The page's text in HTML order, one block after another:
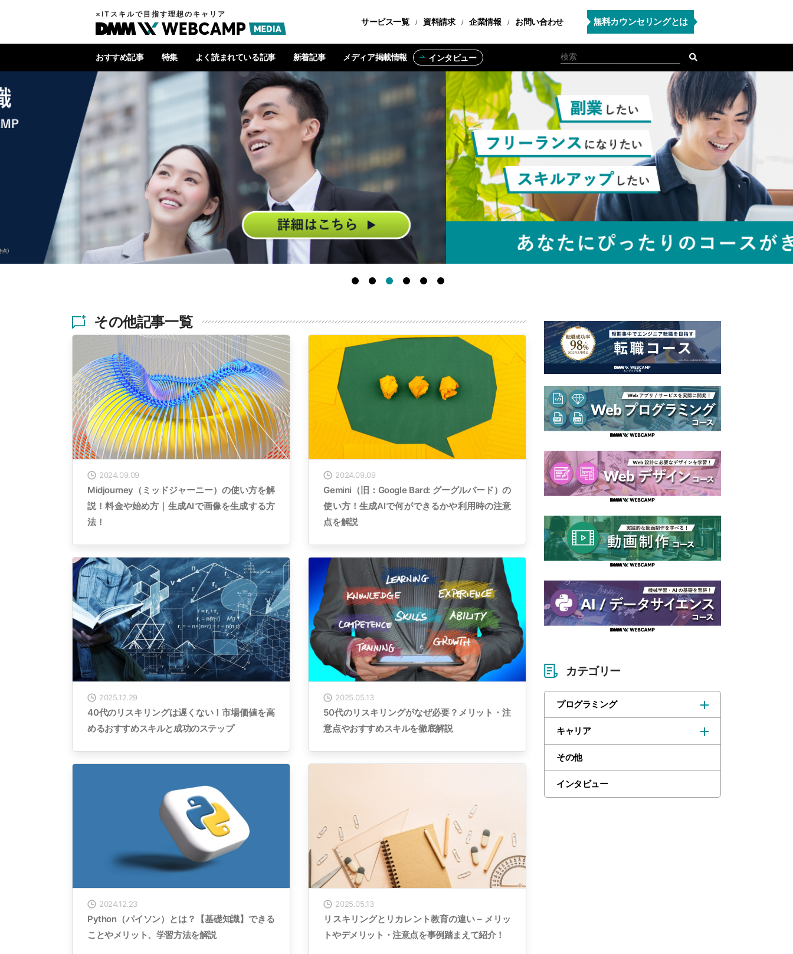
×ITスキルで目指す理想のキャリア
サービス一覧
転職コース 資料請求 企業情報 お問い合わせ 無料カウンセリングとは
おすすめ記事 特集 よく読まれている記事 新着記事 メディア掲載情報 インタビュー
その他記事一覧
2024.09.09
Midjourney（ミッドジャーニー）の使い方を解
説！料金や始め方｜生成AIで画像を生成する方
法！
2024.09.09
Gemini（旧：Google Bard: グーグルバード）の
使い方！生成AIで何ができるかや利用時の注意
点を解説
2025.12.29
40代のリスキリングは遅くない！市場価値を高
めるおすすめスキルと成功のステップ
2025.05.13
50代のリスキリングがなぜ必要？メリット・注
意点やおすすめスキルを徹底解説
2024.12.23
Python（パイソン）とは？【基礎知識】できる
ことやメリット、学習方法を解説
2025.05.13
リスキリングとリカレント教育の違い – メリッ
トやデメリット・注意点を事例踏まえて紹介！
カテゴリー
プログラミング
キャリア
その他
インタビュー